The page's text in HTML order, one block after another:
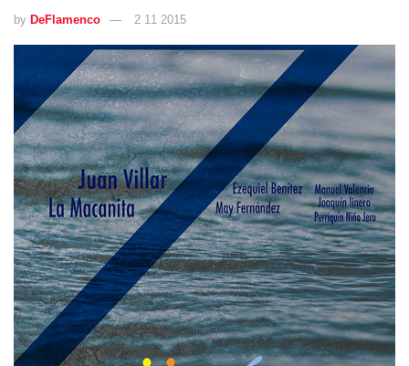
by DeFlamenco 2 11 2015